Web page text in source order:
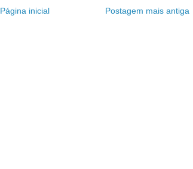
Postagem mais antiga
Página inicial